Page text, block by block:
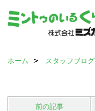
ホーム スタッフブログ
前の記事